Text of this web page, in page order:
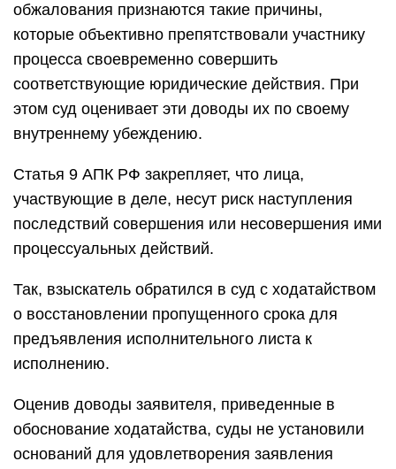
обжалования признаются такие причины,
которые объективно препятствовали участнику
процесса своевременно совершить
соответствующие юридические действия. При
этом суд оценивает эти доводы их по своему
внутреннему убеждению.
Статья 9 АПК РФ закрепляет, что лица,
участвующие в деле, несут риск наступления
последствий совершения или несовершения ими
процессуальных действий.
Так, взыскатель обратился в суд с ходатайством
о восстановлении пропущенного срока для
предъявления исполнительного листа к
исполнению.
Оценив доводы заявителя, приведенные в
обоснование ходатайства, суды не установили
оснований для удовлетворения заявления